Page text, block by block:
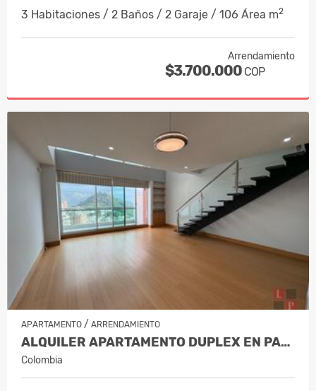
3 Habitaciones / 2 Baños / 2 Garaje / 106 Área m2
Arrendamiento
$3.700.000 COP
APARTAMENTO / ARRENDAMIENTO
ALQUILER APARTAMENTO DUPLEX EN PALER…
Colombia